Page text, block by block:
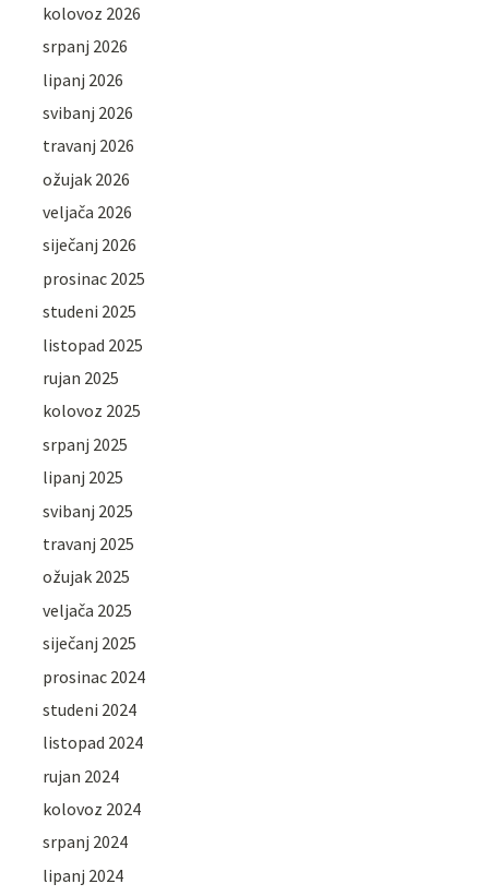
kolovoz 2026
srpanj 2026
lipanj 2026
svibanj 2026
travanj 2026
ožujak 2026
veljača 2026
siječanj 2026
prosinac 2025
studeni 2025
listopad 2025
rujan 2025
kolovoz 2025
srpanj 2025
lipanj 2025
svibanj 2025
travanj 2025
ožujak 2025
veljača 2025
siječanj 2025
prosinac 2024
studeni 2024
listopad 2024
rujan 2024
kolovoz 2024
srpanj 2024
lipanj 2024